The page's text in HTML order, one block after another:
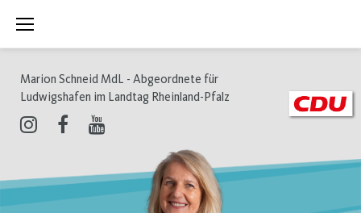
Inhalt
Marion Schneid MdL - Abgeordnete für
Ludwigshafen im Landtag Rheinland-Pfalz